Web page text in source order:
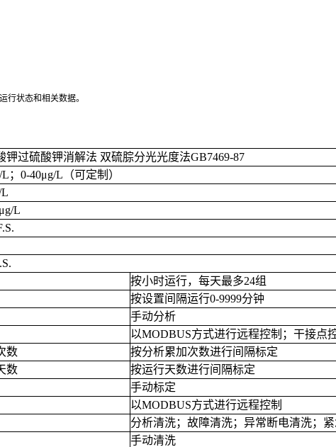
行状态和相关数据。
钾过硫酸钾消解法 双硫腙分光光度法GB7469-87
L ； 0-40μg/L （可定制）
L
μg/L
按小时运行，每天最多24组
按设置间隔运行0-9999分钟
手动分析
以MODBUS方式进行远程控制；干接点
数
按分析累加次数进行间隔标定
数
按运行天数进行间隔标定
手动标定
以MODBUS方式进行远程控制
分析清洗；故障清洗；异常断电清洗；
手动清洗